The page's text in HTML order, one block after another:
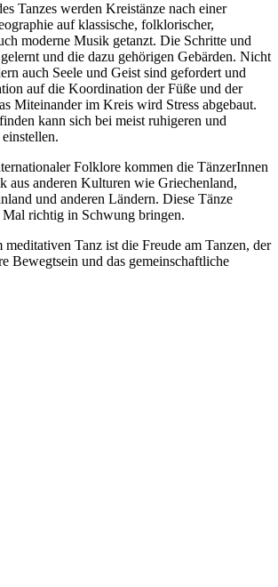
Tanzes werden Kreistänze nach einer
auf klassische, folklorischer,
moderne Musik getanzt. Die Schritte und
und die dazu gehörigen Gebärden. Nicht
auch Seele und Geist sind gefordert und
auf die Koordination der Füße und der
Miteinander im Kreis wird Stress abgebaut.
kann sich bei meist ruhigeren und
Folklore kommen die TänzerInnen
aus anderen Kulturen wie Griechenland,
und anderen Ländern. Diese Tänze
Mal richtig in Schwung bringen.
Tanz ist die Freude am Tanzen, der
Bewegtsein und das gemeinschaftliche